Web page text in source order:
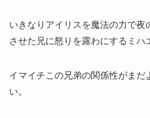
いきなりアイリスを魔法の力で夜
させた兄に怒りを露わにするミハ
イマイチこの兄弟の関係性がまだ
い。